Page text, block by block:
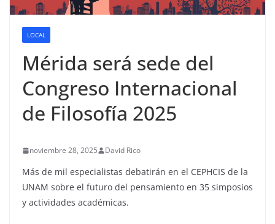
LOCAL
Mérida será sede del
Congreso Internacional
de Filosofía 2025
noviembre 28, 2025 David Rico
Más de mil especialistas debatirán en el CEPHCIS de la
UNAM sobre el futuro del pensamiento en 35 simposios
y actividades académicas.